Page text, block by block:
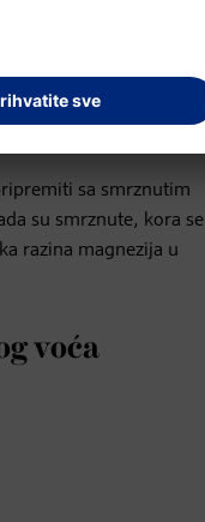
oko 12 sati.
sa smrznutim
su smrznute, kora se
razina magnezija u
voća